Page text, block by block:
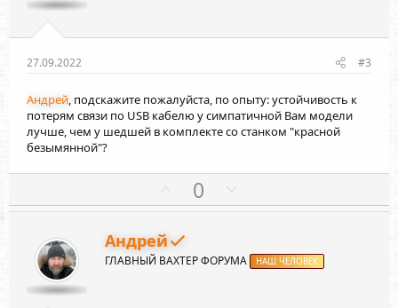
н
г
о
о
н
г
о
о
с
27.09.2022 #3
Андрей, подскажите пожалуйста, по опыту: устойчивость к
потерям связи по USB кабелю у симпатичной Вам модели
лучше, чем у шедшей в комплекте со станком "красной
безымянной"?
о
з
и
т
0
е
а
т
Андрей
ГЛАВНЫЙ ВАХТЕР ФОРУМА НАШ ЧЕЛОВЕК